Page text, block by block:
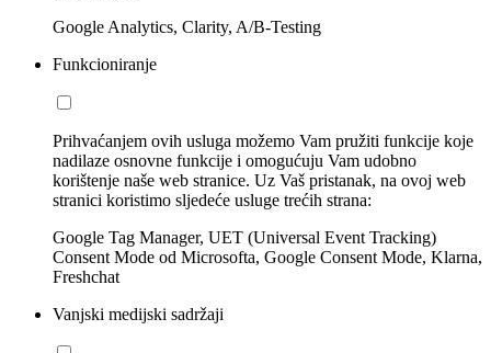
Google Analytics, Clarity, A/B-Testing
Funkcioniranje
Prihvaćanjem ovih usluga možemo Vam pružiti funkcije koje
nadilaze osnovne funkcije i omogućuju Vam udobno
korištenje naše web stranice. Uz Vaš pristanak, na ovoj web
stranici koristimo sljedeće usluge trećih strana:
Google Tag Manager, UET (Universal Event Tracking)
Consent Mode od Microsofta, Google Consent Mode, Klarna,
Freshchat
Vanjski medijski sadržaji